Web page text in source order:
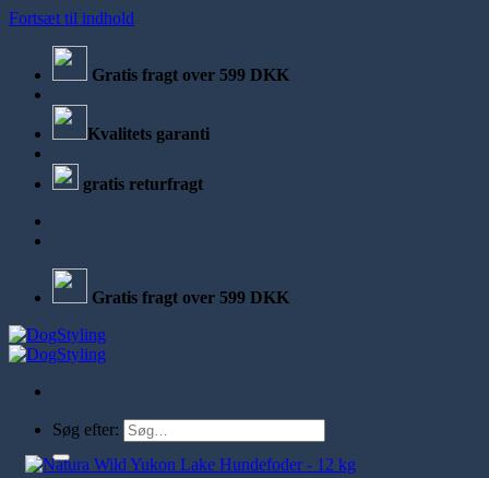
Fortsæt til indhold
Gratis fragt over 599 DKK
Kvalitets garanti
gratis returfragt
Gratis fragt over 599 DKK
Søg efter: